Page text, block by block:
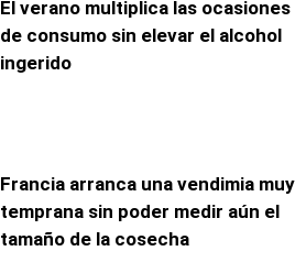
El verano multiplica las ocasiones
de consumo sin elevar el alcohol
ingerido
Francia arranca una vendimia muy
temprana sin poder medir aún el
tamaño de la cosecha